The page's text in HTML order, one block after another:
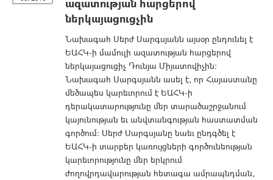
ազատության հարցերով
ներկայացուցչին
Նախագահ Սերժ Սարգսյանն այսօր ընդունել է
ԵԱՀԿ-ի մամուլի ազատության հարցերով
ներկայացուցիչ Դունյա Միյատովիչին:
Նախագահ Սարգսյանն ասել է, որ Հայաստանը
մեծապես կարեւորում է ԵԱՀԿ-ի
դերակատարությունը մեր տարածաշրջանում
կայունության եւ անվտանգության հաստատման
գործում: Սերժ Սարգսյանը նաեւ ընդգծել է
ԵԱՀԿ-ի տարբեր կառույցների գործունեության
կարեւորությունը մեր երկրում
ժողովրդավարության հետագա ամրապնդման,